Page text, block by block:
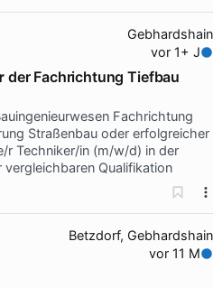
Gebhardshain
vor 1+ J
der Fachrichtung Tiefbau
Fachrichtung
Straßenbau oder erfolgreicher
Techniker/in (m/w/d) in der
Qualifikation
Betzdorf, Gebhardshain
vor 11 M